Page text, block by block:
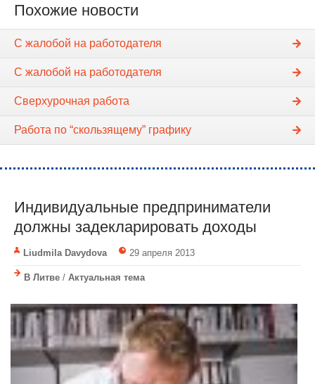
Похожие новости
С жалобой на работодателя
С жалобой на работодателя
Сверхурочная работа
Работа по “скользящему” графику
Индивидуальные предприниматели
должны задекларировать доходы
Liudmila Davydova 29 апреля 2013
В Литве / Актуальная тема